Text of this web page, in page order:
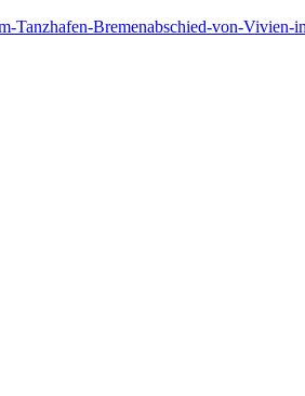
abschied-von-Vivien-